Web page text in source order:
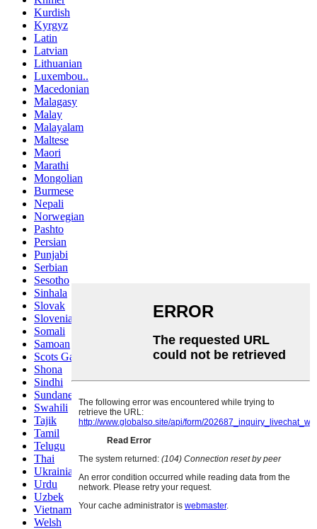
Kurdish
Kyrgyz
Latin
Latvian
Lithuanian
Luxembou..
Macedonian
Malagasy
Malay
Malayalam
Maltese
Maori
Marathi
Mongolian
Burmese
Nepali
Norwegian
Pashto
Persian
Punjabi
Serbian
Sesotho
Sinhala
Slovak
Slovenian
Somali
Samoan
Scots Gaelic
Shona
Sindhi
Sundanese
Swahili
Tajik
Tamil
Telugu
Thai
Ukrainian
Urdu
Uzbek
Vietnamese
Welsh